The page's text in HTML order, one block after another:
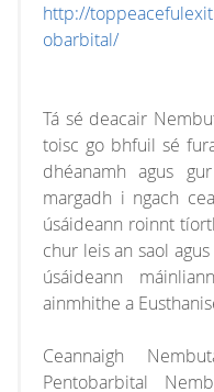
http://
obarbital/
Tá sé deacair
toisc go bhfuil sé
dhéanamh agus
margadh i ngach
úsáideann roinnt
chur leis an saol
úsáideann
ainmhithe a
Ceannaigh
Pentobarbital